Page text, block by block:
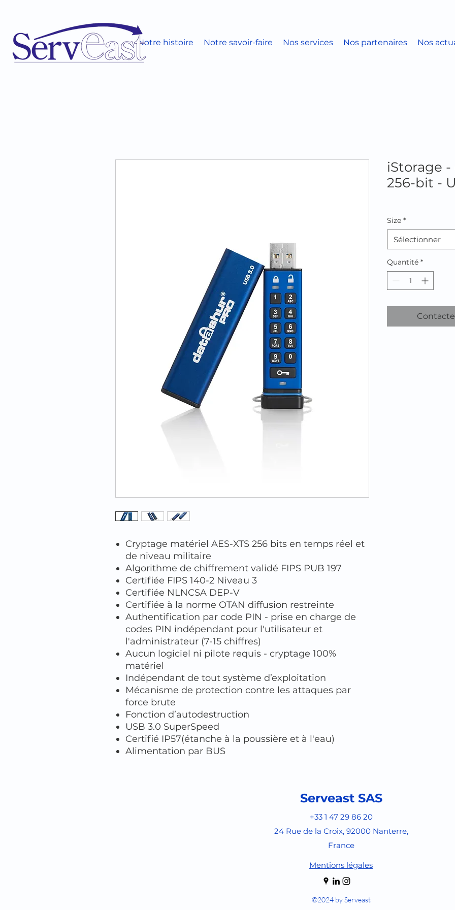
Notre histoire Notre savoir-faire Nos services Nos partenaires Nos
Cryptage matériel AES-XTS 256 bits en temps réel et
de niveau militaire
Algorithme de chiffrement validé FIPS PUB 197
Certifiée FIPS 140-2 Niveau 3
Certifiée NLNCSA DEP-V
Certifiée à la norme OTAN diffusion restreinte
Authentification par code PIN - prise en charge de
codes PIN indépendant pour l'utilisateur et
l'administrateur (7-15 chiffres)
Aucun logiciel ni pilote requis - cryptage 100%
matériel
Indépendant de tout système d’exploitation
Mécanisme de protection contre les attaques par
force brute
Fonction d’autodestruction
USB 3.0 SuperSpeed
Certifié IP57(étanche à la poussière et à l'eau)
Alimentation par BUS
iStorage
256-bit -
Size *
Sélectionner
Quantité *
Serveast SAS
+33 1 47 29 86 20
24 Rue de la Croix, 92000 Nanterre,
France
Mentions légales
©2024 by Serveast